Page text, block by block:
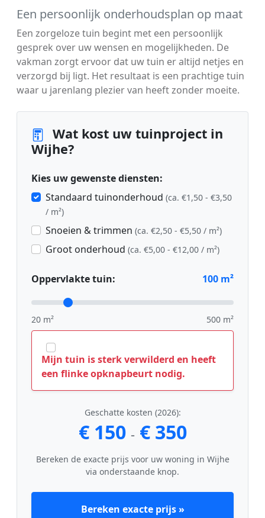
Een persoonlijk onderhoudsplan op maat
Een zorgeloze tuin begint met een persoonlijk
gesprek over uw wensen en mogelijkheden. De
vakman zorgt ervoor dat uw tuin er altijd netjes en
verzorgd bij ligt. Het resultaat is een prachtige tuin
waar u jarenlang plezier van heeft zonder moeite.
Wat kost uw tuinproject in
Wijhe?
Kies uw gewenste diensten:
Standaard tuinonderhoud (ca. €1,50 - €3,50
/ m²)
Snoeien & trimmen (ca. €2,50 - €5,50 / m²)
Groot onderhoud (ca. €5,00 - €12,00 / m²)
Oppervlakte tuin: 100 m²
20 m² 500 m²
Mijn tuin is sterk verwilderd en heeft
een flinke opknapbeurt nodig.
Geschatte kosten (2026):
€ 150 - € 350
Bereken de exacte prijs voor uw woning in Wijhe
via onderstaande knop.
Bereken exacte prijs »